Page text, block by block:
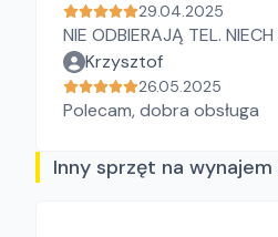
29.04.2025
NIE ODBIERAJĄ TEL.
Krzysztof
26.05.2025
Polecam, dobra obsługa
Inny sprzęt na